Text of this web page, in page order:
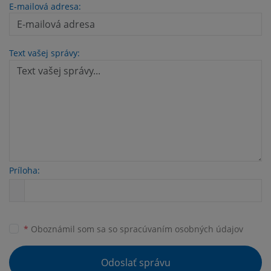
E-mailová adresa:
Text vašej správy:
Príloha:
* Oboznámil som sa so spracúvaním osobných údajov
Odoslať správu